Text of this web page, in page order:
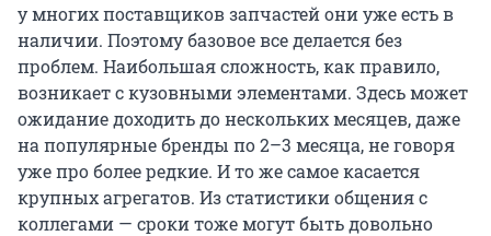
у многих поставщиков запчастей они уже есть в
наличии. Поэтому базовое все делается без
проблем. Наибольшая сложность, как правило,
возникает с кузовными элементами. Здесь может
ожидание доходить до нескольких месяцев, даже
на популярные бренды по 2–3 месяца, не говоря
уже про более редкие. И то же самое касается
крупных агрегатов. Из статистики общения с
коллегами — сроки тоже могут быть довольно